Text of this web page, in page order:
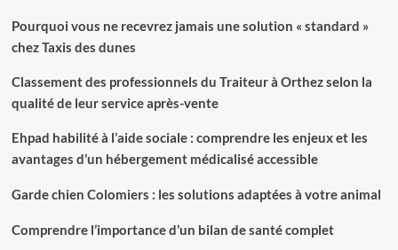
Pourquoi vous ne recevrez jamais une solution « standard »
chez Taxis des dunes
Classement des professionnels du Traiteur à Orthez selon la
qualité de leur service après-vente
Ehpad habilité à l’aide sociale : comprendre les enjeux et les
avantages d’un hébergement médicalisé accessible
Garde chien Colomiers : les solutions adaptées à votre animal
Comprendre l’importance d’un bilan de santé complet